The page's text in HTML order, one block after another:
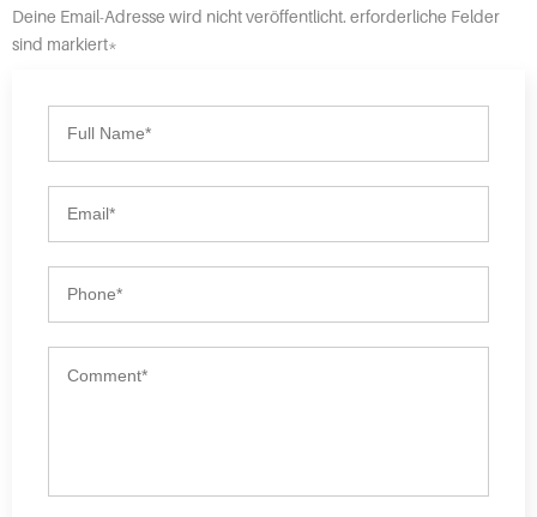
Deine Email-Adresse wird nicht veröffentlicht. erforderliche Felder
sind markiert*